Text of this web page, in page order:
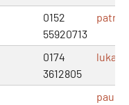
0152
55920713
0174
3612805